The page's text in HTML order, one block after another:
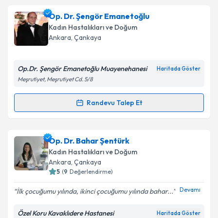
Op. Dr. Nurten Koçiçin randevu takvimi talebi
oluşturun. Size bu uzmandan randevu almanız için bir
takvim hazırlandığında e-posta ile bilgilendireceğiz.
Kişisel verilerimin işlenmesine ilişkin
Metni'ni okudum ve kişisel verilerimin belirtilen
Takvim Talebini Gönder
Op. Dr. Şengör Emanetoğlu
Kadın Hastalıkları ve Doğum
Ankara, Çankaya
Op.Dr. Şengör Emanetoğlu Muayenehanesi Haritada Göster
Meşrutiyet, Meşrutiyet Cd. 5/8
Randevu Talep Et
Randevu Takvimi Talebi
Op. Dr. Şengör Emanetoğluiçin randevu takvimi
talebi oluşturun. Size bu uzmandan randevu almanız
için bir takvim hazırlandığında e-posta ile
bilgilendireceğiz.
E-posta Adresiniz
Op. Dr. Bahar Şentürk
Kadın Hastalıkları ve Doğum
Ankara, Çankaya
5 (9 Değerlendirme)
İlk çocuğumu yılında, ikinci çocuğumu yılında bahar... Devamı
Özel Koru Kavaklıdere Hastanesi Haritada Göster